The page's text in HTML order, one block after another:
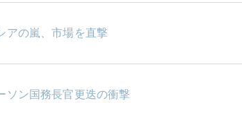
アの嵐、市場を直撃
ソン国務長官更迭の衝撃